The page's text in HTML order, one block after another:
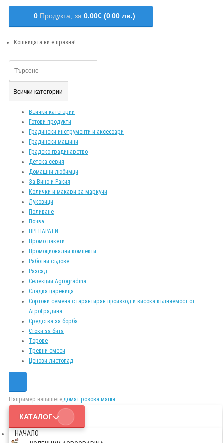
0 Продукта, за 0.00€ (0.00 лв.)
Кошницата ви е празна!
Всички категории
Всички категории
Готови продукти
Градински инструменти и аксесоари
Градински машини
Градско градинарство
Детска серия
Домашни любимци
За Вино и Ракия
Колички и макари за маркучи
Луковици
Поливане
Почва
ПРЕПАРАТИ
Промо пакети
Промоционални компекти
Работни съдове
Разсад
Селекции Agrogradina
Сладка царевица
Сортови семена с гарантиран произход и висока кълняемост от
АгроГрадина
Средства за борба
Стоки за бита
Торове
Тревни смеси
Ценови листопад
Например напишете,домат розова магия
КАТАЛОГ
НАЧАЛО